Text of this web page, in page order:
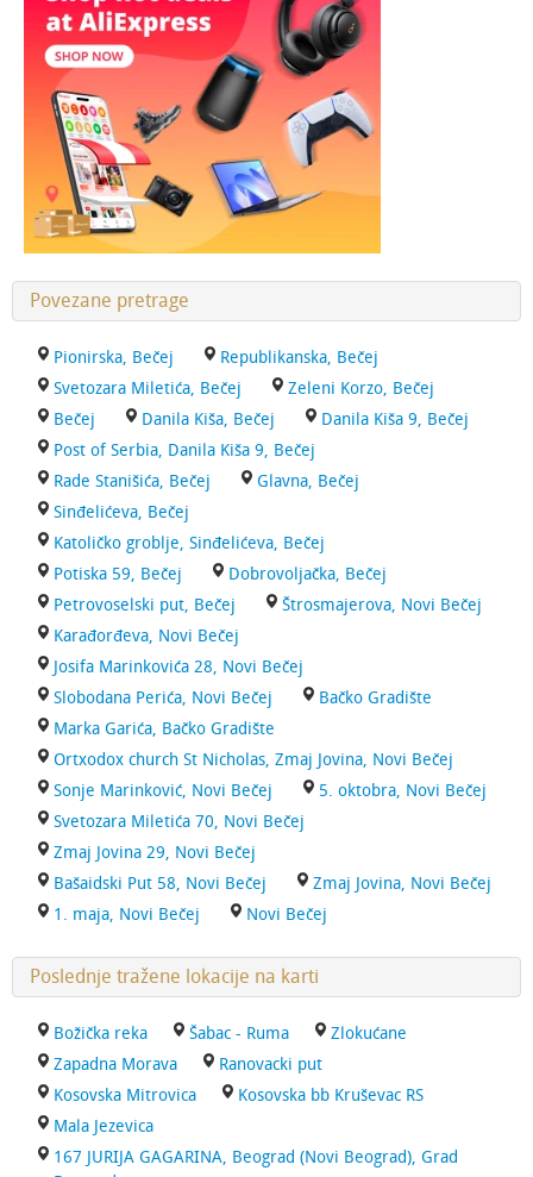
Povezane pretrage
Pionirska, Bečej
Republikanska, Bečej
Svetozara Miletića, Bečej
Zeleni Korzo, Bečej
Bečej
Danila Kiša, Bečej
Danila Kiša 9, Bečej
Post of Serbia, Danila Kiša 9, Bečej
Rade Stanišića, Bečej
Glavna, Bečej
Sinđelićeva, Bečej
Katoličko groblje, Sinđelićeva, Bečej
Potiska 59, Bečej
Dobrovoljačka, Bečej
Petrovoselski put, Bečej
Štrosmajerova, Novi Bečej
Karađorđeva, Novi Bečej
Josifa Marinkovića 28, Novi Bečej
Slobodana Perića, Novi Bečej
Bačko Gradište
Marka Garića, Bačko Gradište
Ortxodox church St Nicholas, Zmaj Jovina, Novi Bečej
Sonje Marinković, Novi Bečej
5. oktobra, Novi Bečej
Svetozara Miletića 70, Novi Bečej
Zmaj Jovina 29, Novi Bečej
Bašaidski Put 58, Novi Bečej
Zmaj Jovina, Novi Bečej
1. maja, Novi Bečej
Novi Bečej
Poslednje tražene lokacije na karti
Božička reka Šabac - Ruma
Zlokućane
Zapadna Morava
Ranovacki put
Kosovska Mitrovica
Kosovska bb Kruševac RS
Mala Jezevica
167 JURIJA GAGARINA, Beograd (Novi Beograd), Grad